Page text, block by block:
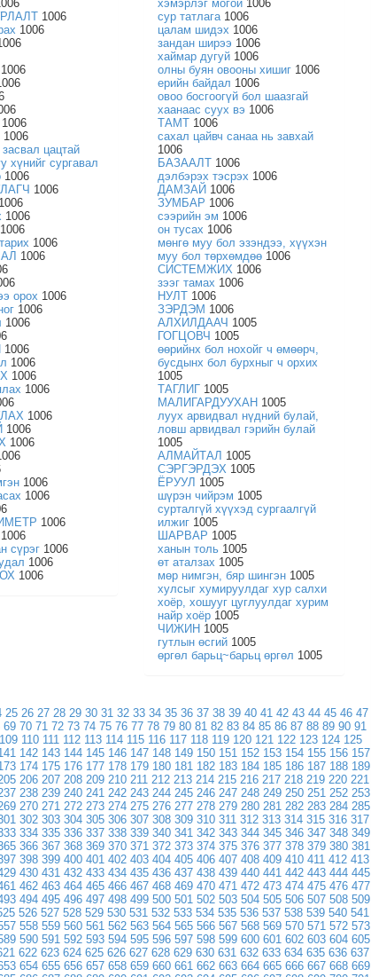
1006
1006
1006
1006
1006
цацтай
хүнийг сургавал
1006
1006
1006
1006
1006
1006
1006
орох 1006
1006
1006
1006
1006
1006
1006
1006
1006
1006
1006
1006
1006
1006
сүрэг 1006
1006
1006
хэмэрлэг могой1006
сур татлага1006
цалам шидэх 1006
зандан ширээ 1006
хаймар дугуй1006
олны буян овооны хишиг1006
ерийн байдал 1006
овоо босгоогүй бол шаазгай
хаанаас суух вэ 1006
ТАМТ1006
сахал цайвч санаа нь завхай
1006
БАЗААЛТ1006
дэлбэрэх тэсрэх 1006
ДАМЗАЙ 1006
ЗУМБАР 1006
сээрийн эм 1006
он тусах 1006
мөнгө муу бол эзэндээ, хүүхэн
муу бол төрхөмдөө1006
СИСТЕМЖИХ 1006
зээг тамах 1006
НУЛТ1006
ЗЭРДЭМ 1006
АЛХИЛДААЧ 1005
ГОГЦОВЧ 1005
өөрийнх бол нохойг ч өмөөрч,
бусдынх бол бурхныг ч орхих
1005
ТАГЛИГ1005
МАЛИГАРДУУХАН 1005
луух арвидвал нүдний булай,
ловш арвидвал гэрийн булай
1005
АЛМАЙТАЛ 1005
СЭРГЭРДЭХ 1005
ЁРУУЛ 1005
шүрэн чийрэм 1005
сурталгүй хүүхэд сургаалгүй
илжиг1005
ШАРВАР 1005
ханын толь1005
өт аталзах 1005
мөр нимгэн, бяр шингэн1005
хулсыг хумируулдаг хур салхи
хоёр, хошууг цуглуулдаг хурим
найр хоёр1005
ЧИЖИН 1005
гутлын өсгий1005
өргөл барьц~барьц өргөл 1005
25 26 27 28 29 30 31 32 33 34 35 36 37 38 39 40 41 42 43 44 45 46 47
69 70 71 72 73 74 75 76 77 78 79 80 81 82 83 84 85 86 87 88 89 90 91
109 110 111 112 113 114 115 116 117 118 119 120 121 122 123 124 125
142 143 144 145 146 147 148 149 150 151 152 153 154 155 156 157
174 175 176 177 178 179 180 181 182 183 184 185 186 187 188 189
206 207 208 209 210 211 212 213 214 215 216 217 218 219 220 221
238 239 240 241 242 243 244 245 246 247 248 249 250 251 252 253
270 271 272 273 274 275 276 277 278 279 280 281 282 283 284 285
302 303 304 305 306 307 308 309 310 311 312 313 314 315 316 317
334 335 336 337 338 339 340 341 342 343 344 345 346 347 348 349
366 367 368 369 370 371 372 373 374 375 376 377 378 379 380 381
398 399 400 401 402 403 404 405 406 407 408 409 410 411 412 413
430 431 432 433 434 435 436 437 438 439 440 441 442 443 444 445
462 463 464 465 466 467 468 469 470 471 472 473 474 475 476 477
494 495 496 497 498 499 500 501 502 503 504 505 506 507 508 509
526 527 528 529 530 531 532 533 534 535 536 537 538 539 540 541
558 559 560 561 562 563 564 565 566 567 568 569 570 571 572 573
590 591 592 593 594 595 596 597 598 599 600 601 602 603 604 605
622 623 624 625 626 627 628 629 630 631 632 633 634 635 636 637
654 655 656 657 658 659 660 661 662 663 664 665 666 667 668 669